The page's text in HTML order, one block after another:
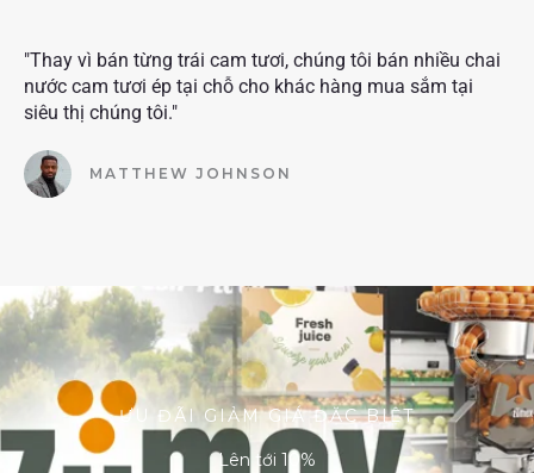
"Thay vì bán từng trái cam tươi, chúng tôi bán nhiều chai
nước cam tươi ép tại chỗ cho khác hàng mua sắm tại
siêu thị chúng tôi."
MATTHEW JOHNSON
ƯU ĐÃI GIẢM GIÁ ĐẶC BIỆT
Lên tới 10%